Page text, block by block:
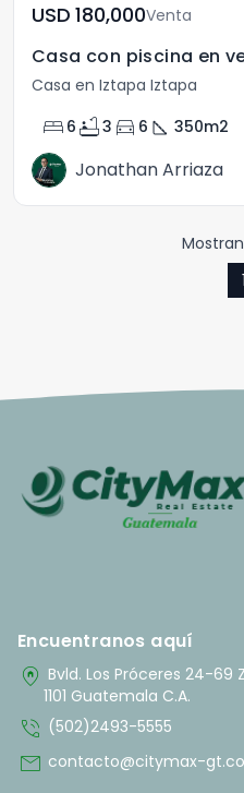
USD	180,000Venta
Casa en Iztapa Iztapa
bed 6 bathtub3 directions_car 6 square_foot 350m2
Jonathan Arriaza
1
Encuentranos aquí
home_pin Bvld. Los Próceres 24-69
1101 Guatemala C.A.
phone_in_talk (502)2493-5555
mail contacto@citymax-